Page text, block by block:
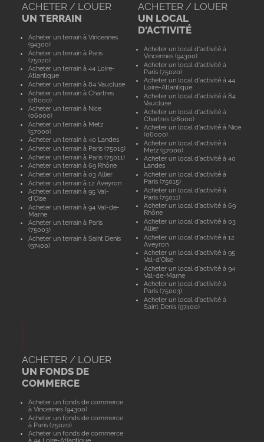
ACHETER / LOUER
UN TERRAIN
Acheter un terrain à Vincennes
(94300)
Acheter un terrain à Paris
(75020)
Acheter un terrain à 44 Loire-
Atlantique
Acheter un terrain à 84 Vaucluse
Acheter un terrain à Chartres
(28000)
Acheter un terrain à Nice
(06000)
Acheter un terrain à Metz
(57000)
Acheter un terrain à 40 Landes
Acheter un terrain à Paris (75015)
Acheter un terrain à Paris (75011)
Acheter un terrain à 69 Rhône
Acheter un terrain à 03 Allier
Acheter un terrain à 12 Aveyron
Acheter un terrain à 95 Val-
d'Oise
Acheter un terrain à 94 Val-de-
Marne
Acheter un terrain à Paris
(75003)
Acheter un terrain à Saint Denis
(97400)
ACHETER / LOUER
UN LOCAL
D'ACTIVITÉ
Acheter un local d'activité à
Vincennes (94300)
Acheter un local d'activité à
Paris (75020)
Acheter un local d'activité à 44
Loire-Atlantique
Acheter un local d'activité à 84
Vaucluse
Acheter un local d'activité à
Chartres (28000)
Acheter un local d'activité à Nice
(06000)
Acheter un local d'activité à
Metz (57000)
Acheter un local d'activité à 40
Landes
Acheter un local d'activité à
Paris (75015)
Acheter un local d'activité à
Paris (75011)
Acheter un local d'activité à 69
Rhône
Acheter un local d'activité à 03
Allier
Acheter un local d'activité à 12
Aveyron
Acheter un local d'activité à 95
Val-d'Oise
Acheter un local d'activité à 94
Val-de-Marne
Acheter un local d'activité à
Paris (75003)
Acheter un local d'activité à
Saint Denis (97400)
ACHETER / LOUER
UN FONDS DE
COMMERCE
Acheter un fonds de commerce
à Vincennes (94300)
Acheter un fonds de commerce
à Paris (75020)
Acheter un fonds de commerce
à 44 Loire-Atlantique